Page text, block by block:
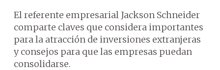
El referente empresarial Jackson Schneider
comparte claves que considera importantes
para la atracción de inversiones extranjeras
y consejos para que las empresas puedan
consolidarse.